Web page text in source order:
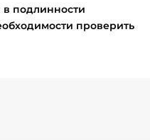
в подлинности
проверить